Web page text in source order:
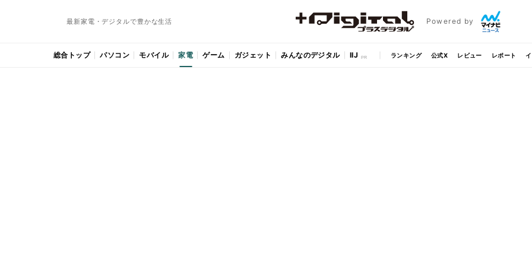
最新家電・デジタルで豊かな生活 Powered by
総合トップ パソコン モバイル 家電 ゲーム ガジェット みんなのデジタル IIJ ランキング 公式X レビュー レポート